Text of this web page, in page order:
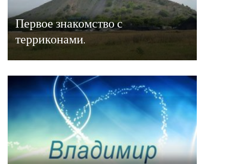
Первое знакомство с
терриконами.